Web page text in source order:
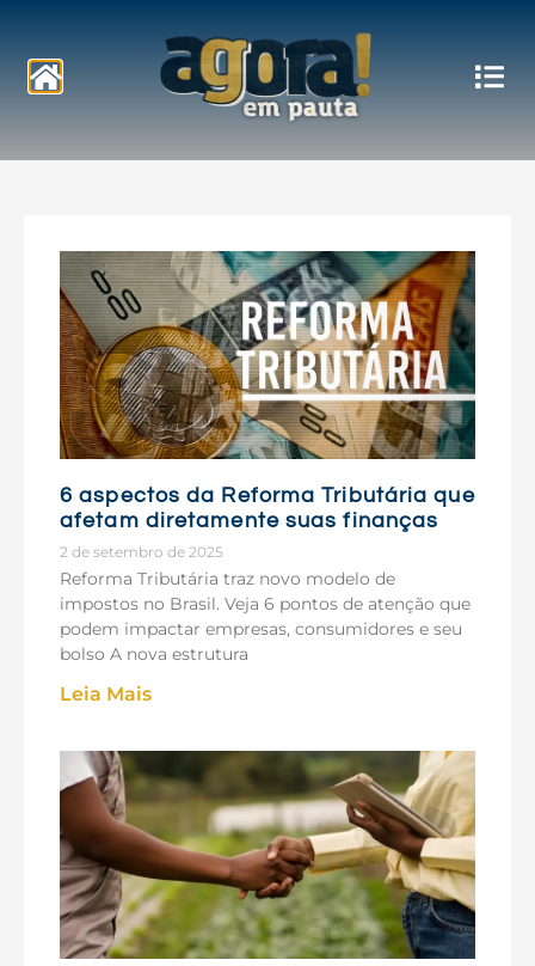
Notícias
6 aspectos da Reforma Tributária que
afetam diretamente suas finanças
2 de setembro de 2025
Reforma Tributária traz novo modelo de
impostos no Brasil. Veja 6 pontos de atenção que
podem impactar empresas, consumidores e seu
bolso A nova estrutura
Leia Mais